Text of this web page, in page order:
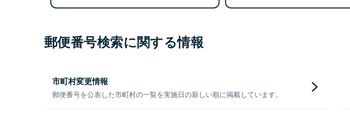
郵便番号検索に関する情報
市町村変更情報
郵便番号を公表した市町村の一覧を実施日の新しい順に掲載しています。